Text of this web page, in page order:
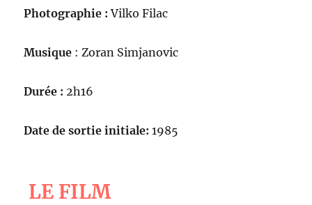
Photographie : Vilko Filac
Musique : Zoran Simjanovic
Durée : 2h16
Date de sortie initiale: 1985
LE FILM